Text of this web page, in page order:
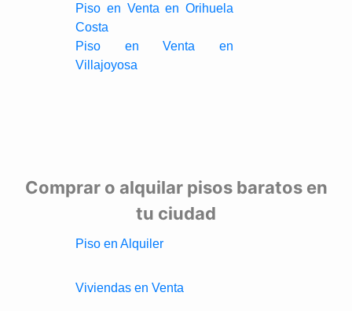
Piso en Venta en Orihuela
Costa
Piso en Venta en
Villajoyosa
Comprar o alquilar pisos baratos en
tu ciudad
Piso en Alquiler
Viviendas en Venta